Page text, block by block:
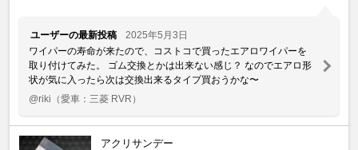
ユーザーの最新投稿
2025年5月3日
ワイパーの寿命が来たので、コストコで買ったエアロワイパーを
取り付けてみた。 ゴム交換とかは出来ない感じ？ なのでエアロ形
状が気に入ったら次は交換出来るタイプ買おうかな〜
@riki （愛車：三菱 RVR）
アクリサンデー